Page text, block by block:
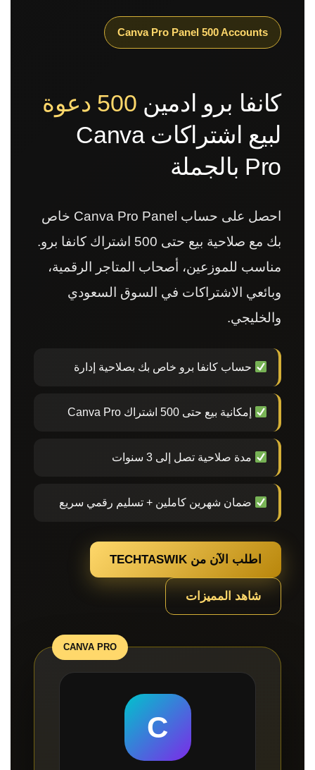
Canva Pro Panel 500 Accounts
كانفا برو ادمين 500 دعوة
لبيع اشتراكات Canva
Pro بالجملة
احصل على حساب Canva Pro Panel خاص
بك مع صلاحية بيع حتى 500 اشتراك كانفا برو.
مناسب للموزعين، أصحاب المتاجر الرقمية،
وبائعي الاشتراكات في السوق السعودي
والخليجي.
حساب كانفا برو خاص بك بصلاحية إدارة
إمكانية بيع حتى 500 اشتراك Canva Pro
مدة صلاحية تصل إلى 3 سنوات
ضمان شهرين كاملين + تسليم رقمي سريع
اطلب الآن من TECHTASWIK
شاهد المميزات
C